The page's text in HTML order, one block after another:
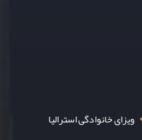
ویزای خانوادگی استرالیا